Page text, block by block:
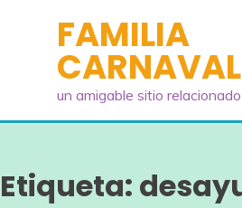
contenidoFAMILIA
CARNAVAL
un amigable sitio
Etiqueta: